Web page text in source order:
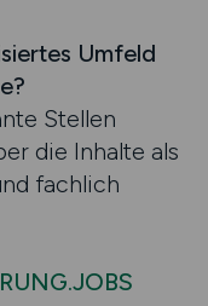
Umfeld
Stellen
die Inhalte als
fachlich